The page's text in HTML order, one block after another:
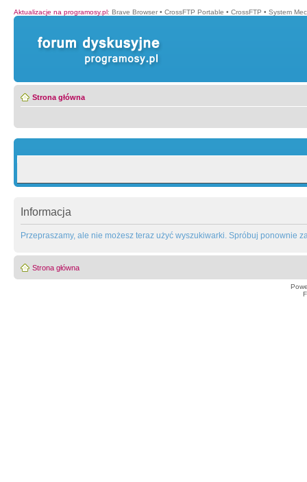
Aktualizacje na programosy.pl: Brave Browser • CrossFTP Portable • CrossFTP • System
Strona główna
Informacja
Przepraszamy, ale nie możesz teraz użyć wyszukiwarki. Spróbuj ponownie
Strona główna